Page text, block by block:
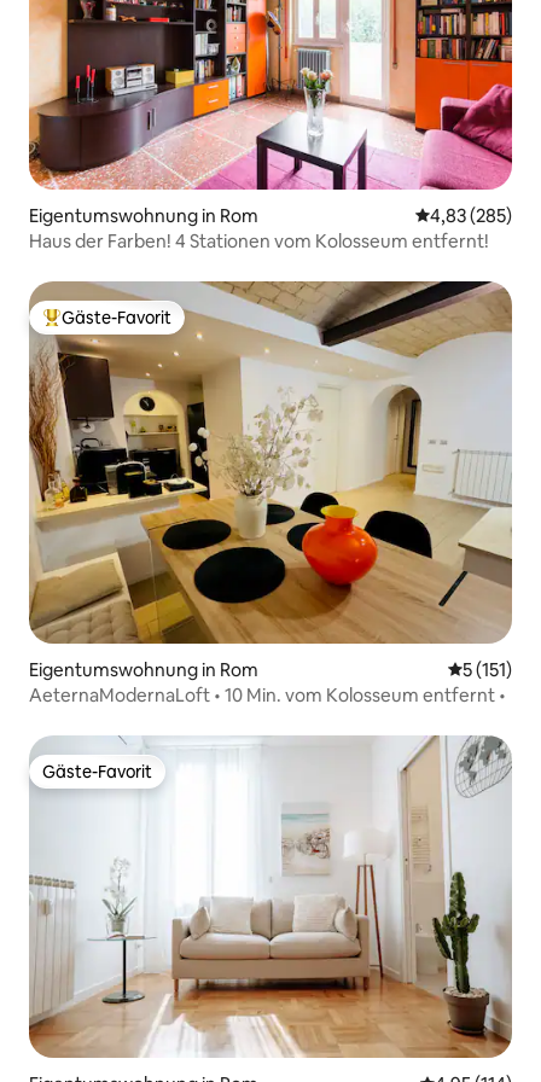
Eigentumswohnung in Rom
4,83 (285)
Haus der Farben! 4 Stationen vom Kolosseum entfernt!
Beliebter Gäste-Favorit.
Gäste-Favorit
Eigentumswohnung in Rom
5 (151)
AeternaModernaLoft • 10 Min. vom Kolosseum entfernt •
Gäste-Favorit
Gäste-Favorit